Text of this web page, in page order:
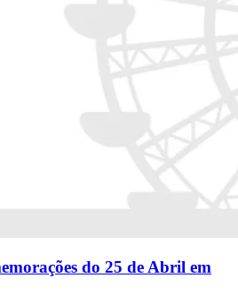
do 25 de Abril em